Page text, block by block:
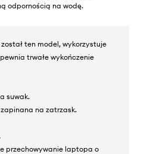
odpornością na wodę.
ten model, wykorzystuje
trwałe wykończenie
suwak.
na zatrzask.
przechowywanie laptopa o